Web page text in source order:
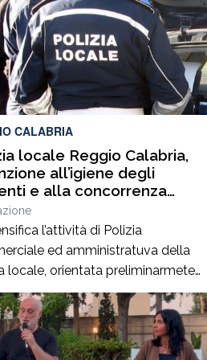
CALABRIA
locale Reggio Calabria,
all’igiene degli
e alla concorrenza
Sanzioni, sequestri e
urbanol’attività di Polizia
ed amministratuva della
locale, orientata preliminarmete
degli illeciti..A seguito di
svolti negli ultimi giorni,
su segnalazione di alcune
di categoria, la Polizia